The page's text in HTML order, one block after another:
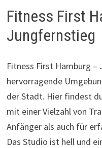
Fitness First
Jungfernstieg
Fitness First Hamburg
hervorragende
der Stadt. Hier findest
mit einer Vielzahl von
Anfänger als auch für
Das Studio ist hell und